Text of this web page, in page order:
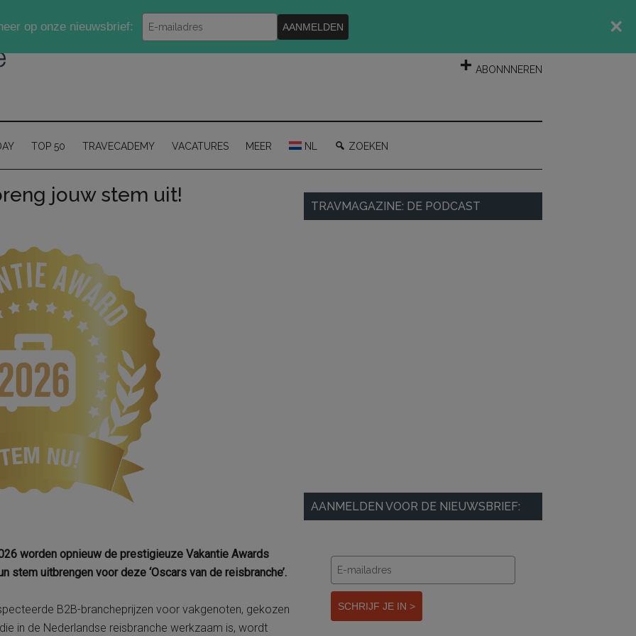
ABONNNEREN
TOP 50 TRAVECADEMY VACATURES MEER NL ZOEKEN
jouw stem uit!
worden opnieuw de prestigieuze Vakantie Awards
stem uitbrengen voor deze ‘Oscars van de reisbranche’.
B2B-brancheprijzen voor vakgenoten, gekozen
in de Nederlandse reisbranche werkzaam is, wordt
Primaire
Sidebar
TRAVMAGAZINE: DE PODCAST
AANMELDEN VOOR DE NIEUWSBRIEF:
SCHRIJF JE IN >
op onze nieuwsbrief:
Typ
je
AANMELDEN